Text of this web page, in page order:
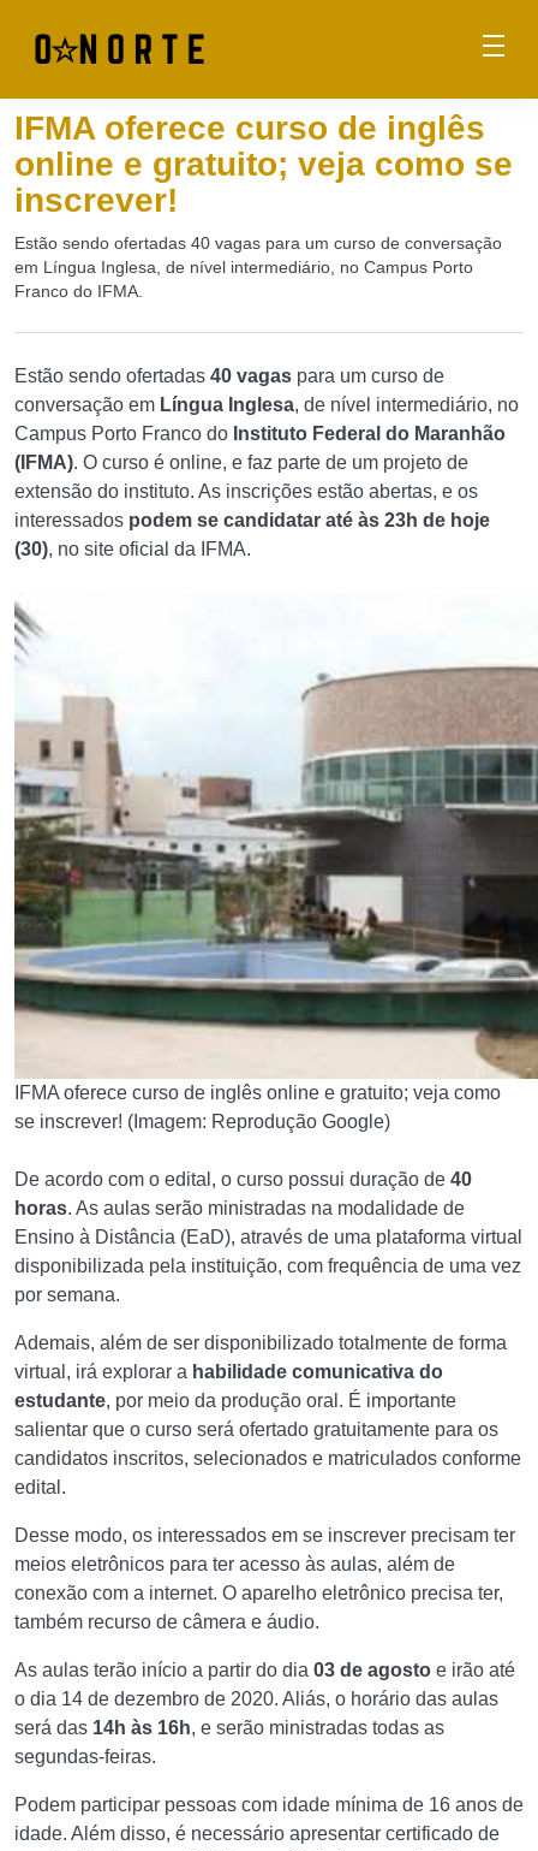
IFMA oferece curso de inglês
online e gratuito; veja como se
inscrever!
Estão sendo ofertadas 40 vagas para um curso de conversação
em Língua Inglesa, de nível intermediário, no Campus Porto
Franco do IFMA.
Estão sendo ofertadas 40 vagas para um curso de
conversação em Língua Inglesa, de nível intermediário, no
Campus Porto Franco do Instituto Federal do Maranhão
(IFMA). O curso é online, e faz parte de um projeto de
extensão do instituto. As inscrições estão abertas, e os
interessados podem se candidatar até às 23h de hoje
(30), no site oficial da IFMA.
IFMA oferece curso de inglês online e gratuito; veja como
se inscrever! (Imagem: Reprodução Google)
De acordo com o edital, o curso possui duração de 40
horas. As aulas serão ministradas na modalidade de
Ensino à Distância (EaD), através de uma plataforma virtual
disponibilizada pela instituição, com frequência de uma vez
por semana.
Ademais, além de ser disponibilizado totalmente de forma
virtual, irá explorar a habilidade comunicativa do
estudante, por meio da produção oral. É importante
salientar que o curso será ofertado gratuitamente para os
candidatos inscritos, selecionados e matriculados conforme
edital.
Desse modo, os interessados em se inscrever precisam ter
meios eletrônicos para ter acesso às aulas, além de
conexão com a internet. O aparelho eletrônico precisa ter,
também recurso de câmera e áudio.
As aulas terão início a partir do dia 03 de agosto e irão até
o dia 14 de dezembro de 2020. Aliás, o horário das aulas
será das 14h às 16h, e serão ministradas todas as
segundas-feiras.
Podem participar pessoas com idade mínima de 16 anos de
idade. Além disso, é necessário apresentar certificado de